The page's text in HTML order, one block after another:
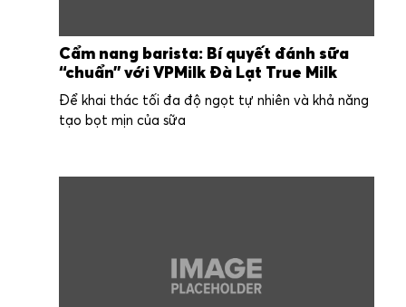
Cẩm nang barista: Bí quyết đánh sữa
“chuẩn” với VPMilk Đà Lạt True Milk
Để khai thác tối đa độ ngọt tự nhiên và khả năng
tạo bọt mịn của sữa